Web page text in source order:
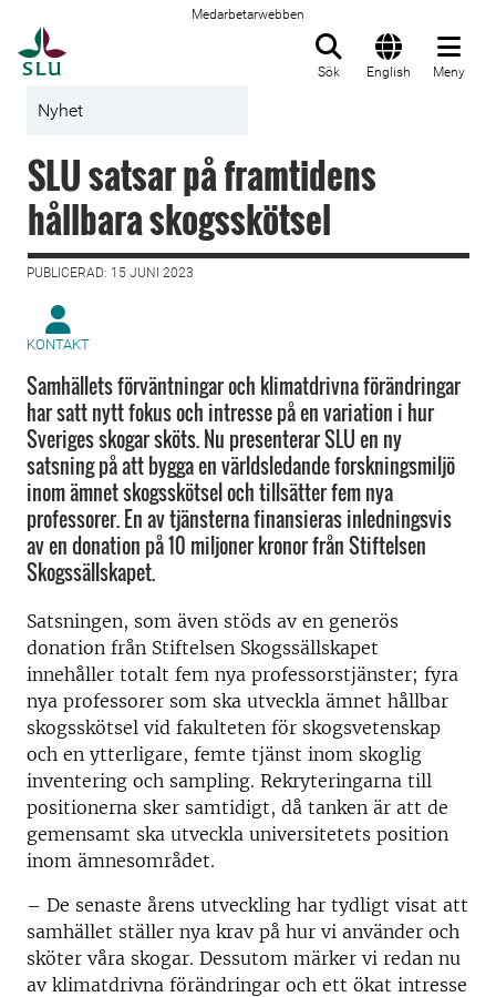
Medarbetarwebben
Sök English Meny
Nyhet
SLU satsar på framtidens
hållbara skogsskötsel
PUBLICERAD: 15 JUNI 2023
KONTAKT
Samhällets förväntningar och klimatdrivna förändringar
har satt nytt fokus och intresse på en variation i hur
Sveriges skogar sköts. Nu presenterar SLU en ny
satsning på att bygga en världsledande forskningsmiljö
inom ämnet skogsskötsel och tillsätter fem nya
professorer. En av tjänsterna finansieras inledningsvis
av en donation på 10 miljoner kronor från Stiftelsen
Skogssällskapet.
Satsningen, som även stöds av en generös
donation från Stiftelsen Skogssällskapet
innehåller totalt fem nya professorstjänster; fyra
nya professorer som ska utveckla ämnet hållbar
skogsskötsel vid fakulteten för skogsvetenskap
och en ytterligare, femte tjänst inom skoglig
inventering och sampling. Rekryteringarna till
positionerna sker samtidigt, då tanken är att de
gemensamt ska utveckla universitetets position
inom ämnesområdet.
– De senaste årens utveckling har tydligt visat att
samhället ställer nya krav på hur vi använder och
sköter våra skogar. Dessutom märker vi redan nu
av klimatdrivna förändringar och ett ökat intresse